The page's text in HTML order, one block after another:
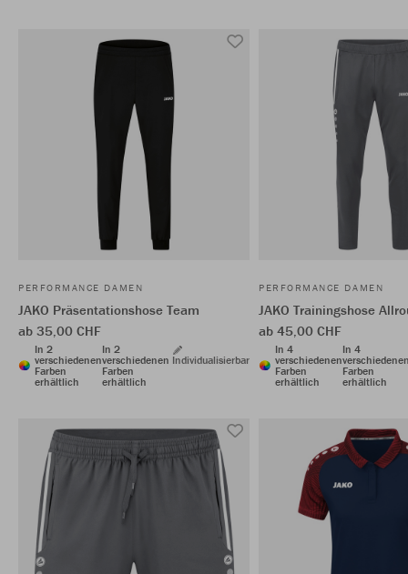
PERFORMANCE DAMEN
JAKO Präsentationshose Team
ab 35,00 CHF
In 2
verschiedenen
Farben
erhältlich
In 2
verschiedenen
Farben
erhältlich
Individualisierbar
PERFORMANCE DAMEN
JAKO Trainingshose
ab 45,00 CHF
In 4
verschiedenen
Farben
erhältlich
In 4
Farben
erhältlich